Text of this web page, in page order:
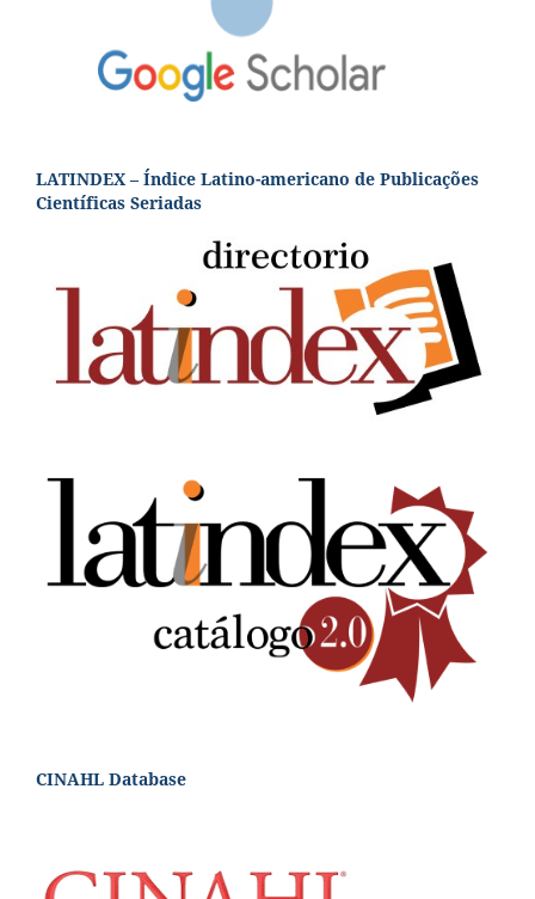
LATINDEX – Índice Latino-americano de Publicações
Científicas Seriadas
CINAHL Database